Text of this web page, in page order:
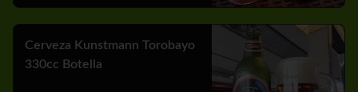
Cerveza Kunstmann Torobayo
330cc Botella